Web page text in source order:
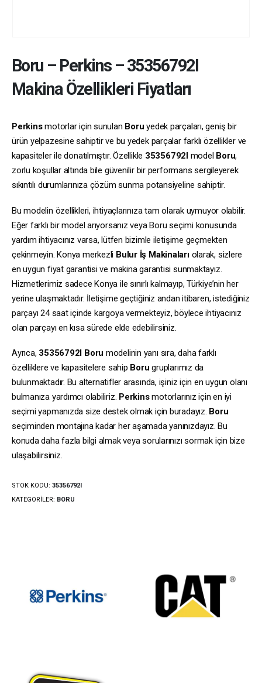
Boru – Perkins–35356792I
Makina Özellikleri Fiyatları
Perkinsmotorlar için sunulan Boru yedek parçaları, geniş bir
ürün yelpazesine sahiptir ve bu yedek parçalar farklı özellikler ve
kapasiteler ile donatılmıştır. Özellikle 35356792Imodel Boru,
zorlu koşullar altında bile güvenilir bir performans sergileyerek
sıkıntılı durumlarınıza çözüm sunma potansiyeline sahiptir.
Bu modelin özellikleri, ihtiyaçlarınıza tam olarak uymuyor olabilir.
Eğer farklı bir model arıyorsanız veya Boru seçimi konusunda
yardım ihtiyacınız varsa, lütfen bizimle iletişime geçmekten
çekinmeyin. Konya merkezli Bulur İş Makinalarıolarak, sizlere
en uygun fiyat garantisi ve makina garantisi sunmaktayız.
Hizmetlerimiz sadece Konya ile sınırlı kalmayıp, Türkiye’nin her
yerine ulaşmaktadır. İletişime geçtiğiniz andan itibaren, istediğiniz
parçayı 24 saat içinde kargoya vermekteyiz, böylece ihtiyacınız
olan parçayı en kısa sürede elde edebilirsiniz.
Ayrıca, 35356792I Boru modelinin yanı sıra, daha farklı
özelliklere ve kapasitelere sahip Boru gruplarımız da
bulunmaktadır. Bu alternatifler arasında, işiniz için en uygun olanı
bulmanıza yardımcı olabiliriz. Perkinsmotorlarınız için en iyi
seçimi yapmanızda size destek olmak için buradayız. Boru
seçiminden montajına kadar her aşamada yanınızdayız. Bu
konuda daha fazla bilgi almak veya sorularınızı sormak için bize
ulaşabilirsiniz.
STOK KODU: 35356792I
KATEGORILER: BORU